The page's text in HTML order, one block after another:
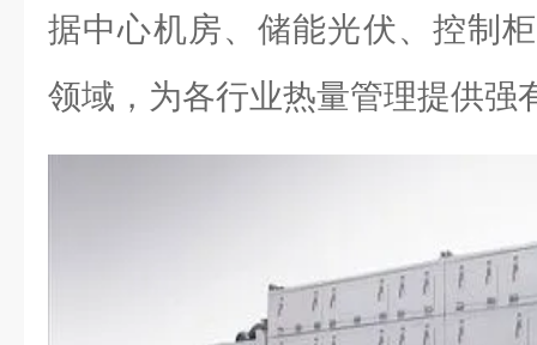
据中心机房、储能光伏、控制
领域，为各行业热量管理提供强